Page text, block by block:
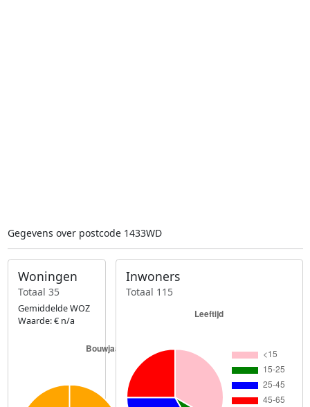
Gegevens over postcode 1433WD
Woningen
Totaal 35
Gemiddelde WOZ
Waarde: € n/a
Inwoners
Totaal 115